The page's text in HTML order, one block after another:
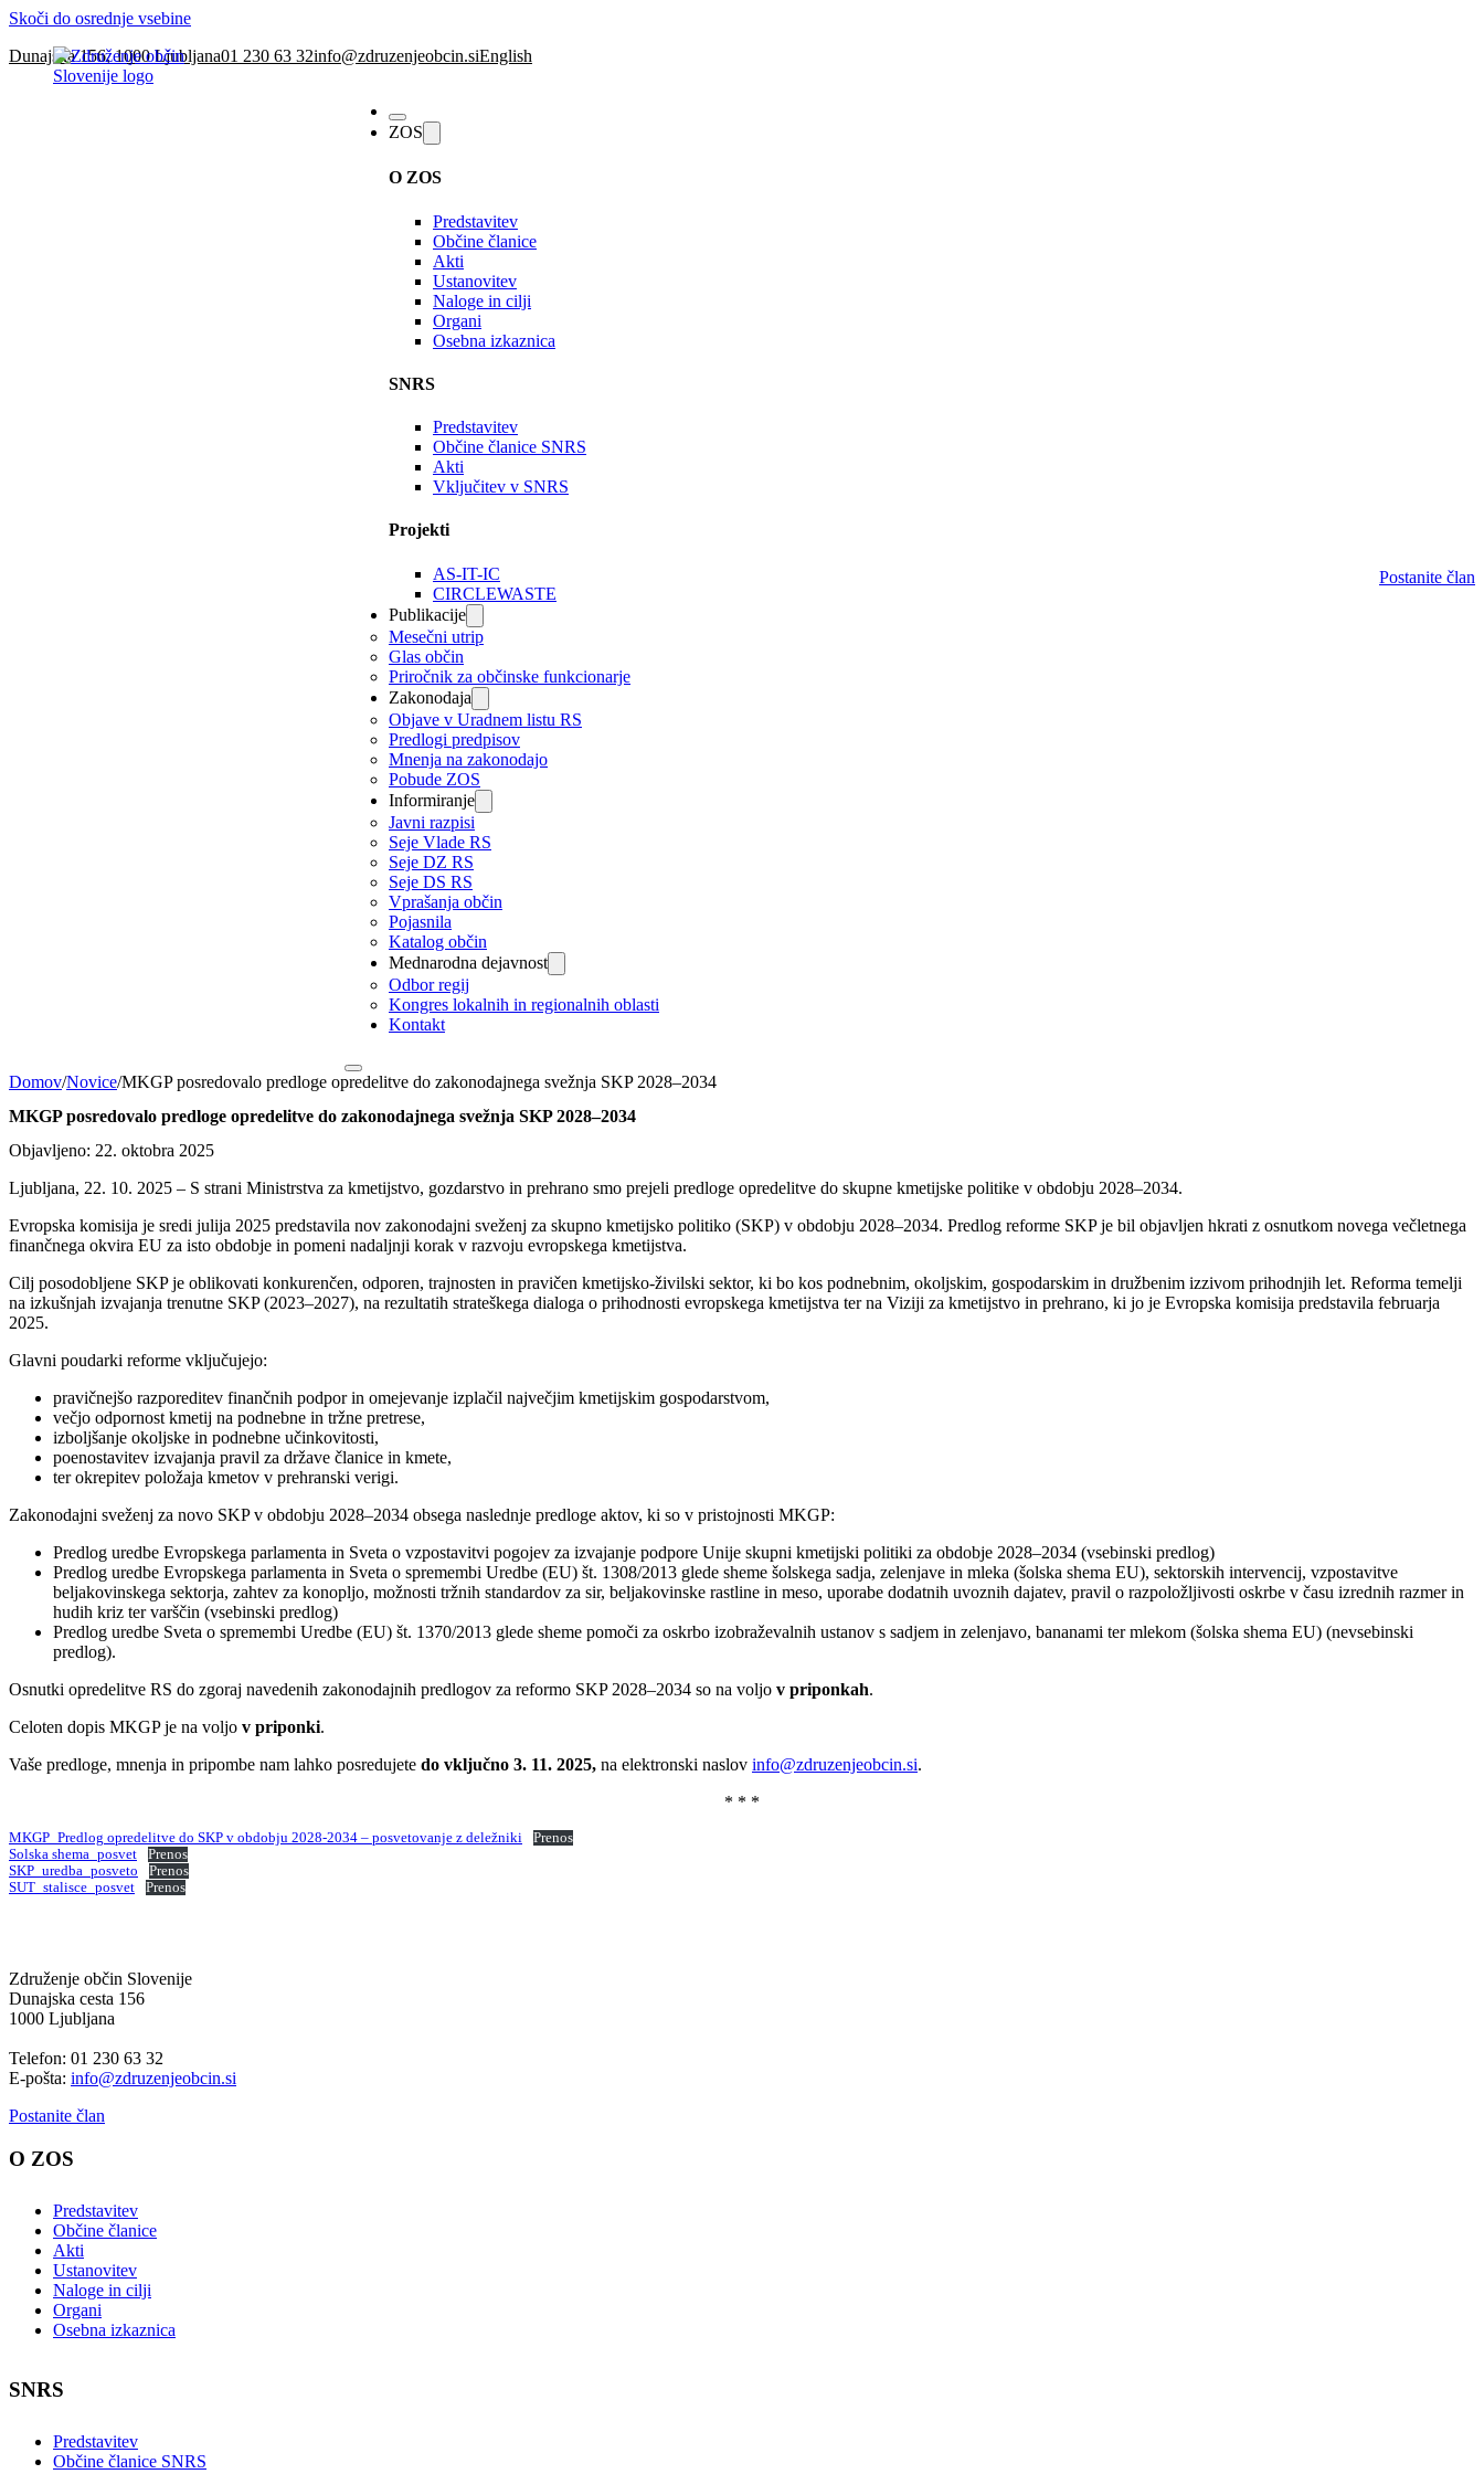
Skoči do osrednje vsebine
Dunajska 156, 1000 Ljubljana01 230 63 32info@zdruzenjeobcin.siEnglish
ZOS
O ZOS
Predstavitev
Občine članice
Akti
Ustanovitev
Naloge in cilji
Organi
Osebna izkaznica
SNRS
Predstavitev
Občine članice SNRS
Akti
Vključitev v SNRS
Projekti
AS-IT-IC
CIRCLEWASTE
Publikacije
Mesečni utrip
Glas občin
Priročnik za občinske funkcionarje
Zakonodaja
Objave v Uradnem listu RS
Predlogi predpisov
Mnenja na zakonodajo
Pobude ZOS
Informiranje
Javni razpisi
Seje Vlade RS
Seje DZ RS
Seje DS RS
Vprašanja občin
Pojasnila
Katalog občin
Mednarodna dejavnost
Odbor regij
Kongres lokalnih in regionalnih oblasti
Kontakt
Postanite član
Domov/Novice/MKGP posredovalo predloge opredelitve do zakonodajnega svežnja SKP 2028–2034
MKGP posredovalo predloge opredelitve do zakonodajnega svežnja SKP 2028–2034
Objavljeno: 22. oktobra 2025
Ljubljana, 22. 10. 2025 – S strani Ministrstva za kmetijstvo, gozdarstvo in prehrano smo prejeli predloge opredelitve do skupne kmetijske politike v obdobju 2028–2034.
Evropska komisija je sredi julija 2025 predstavila nov zakonodajni sveženj za skupno kmetijsko politiko (SKP) v obdobju 2028–2034. Predlog reforme SKP je bil objavljen hkrati z osnutkom novega večletnega
finančnega okvira EU za isto obdobje in pomeni nadaljnji korak v razvoju evropskega kmetijstva.
Cilj posodobljene SKP je oblikovati konkurenčen, odporen, trajnosten in pravičen kmetijsko-živilski sektor, ki bo kos podnebnim, okoljskim, gospodarskim in družbenim izzivom prihodnjih let. Reforma temelji
na izkušnjah izvajanja trenutne SKP (2023–2027), na rezultatih strateškega dialoga o prihodnosti evropskega kmetijstva ter na Viziji za kmetijstvo in prehrano, ki jo je Evropska komisija predstavila februarja
2025.
Glavni poudarki reforme vključujejo:
pravičnejšo razporeditev finančnih podpor in omejevanje izplačil največjim kmetijskim gospodarstvom,
večjo odpornost kmetij na podnebne in tržne pretrese,
izboljšanje okoljske in podnebne učinkovitosti,
poenostavitev izvajanja pravil za države članice in kmete,
ter okrepitev položaja kmetov v prehranski verigi.
Zakonodajni sveženj za novo SKP v obdobju 2028–2034 obsega naslednje predloge aktov, ki so v pristojnosti MKGP:
Predlog uredbe Evropskega parlamenta in Sveta o vzpostavitvi pogojev za izvajanje podpore Unije skupni kmetijski politiki za obdobje 2028–2034 (vsebinski predlog)
Predlog uredbe Evropskega parlamenta in Sveta o spremembi Uredbe (EU) št. 1308/2013 glede sheme šolskega sadja, zelenjave in mleka (šolska shema EU), sektorskih intervencij, vzpostavitve
beljakovinskega sektorja, zahtev za konopljo, možnosti tržnih standardov za sir, beljakovinske rastline in meso, uporabe dodatnih uvoznih dajatev, pravil o razpoložljivosti oskrbe v času izrednih razmer in
hudih kriz ter varščin (vsebinski predlog)
Predlog uredbe Sveta o spremembi Uredbe (EU) št. 1370/2013 glede sheme pomoči za oskrbo izobraževalnih ustanov s sadjem in zelenjavo, bananami ter mlekom (šolska shema EU) (nevsebinski
predlog).
Osnutki opredelitve RS do zgoraj navedenih zakonodajnih predlogov za reformo SKP 2028–2034 so na voljo v priponkah.
Celoten dopis MKGP je na voljo v priponki.
Vaše predloge, mnenja in pripombe nam lahko posredujete do vključno 3. 11. 2025, na elektronski naslov info@zdruzenjeobcin.si.
* * *
MKGP_Predlog opredelitve do SKP v obdobju 2028-2034 – posvetovanje z deležniki
Prenos
Solska shema_posvet
Prenos
SKP_uredba_posveto
Prenos
SUT_stalisce_posvet
Prenos
Združenje občin Slovenije
Dunajska cesta 156
1000 Ljubljana
Telefon: 01 230 63 32
E-pošta: info@zdruzenjeobcin.si
Postanite član
O ZOS
Predstavitev
Občine članice
Akti
Ustanovitev
Naloge in cilji
Organi
Osebna izkaznica
SNRS
Predstavitev
Občine članice SNRS